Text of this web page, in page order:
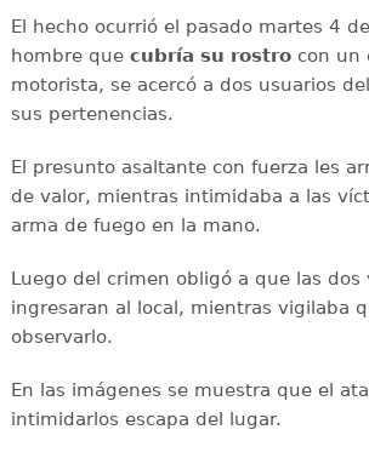
El hecho ocurrió el pasado martes 4
hombre que cubría su rostrocon un
motorista, se acercó a dos usuarios
sus pertenencias.
El presunto asaltante con fuerza les
de valor, mientras intimidaba a las
arma de fuego en la mano.
Luego del crimen obligó a que las dos
ingresaran al local, mientras vigilaba
observarlo.
En las imágenes se muestra que el
intimidarlos escapa del lugar.